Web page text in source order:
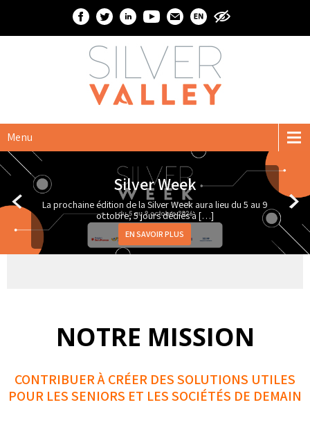
Menu
Silver Week
La prochaine édition de la Silver Week aura lieu du 5 au 9
octobre, 5 jours dédiés à […]
EN SAVOIR PLUS
NOTRE MISSION
CONTRIBUER À CRÉER DES SOLUTIONS UTILES
POUR LES SENIORS ET LES SOCIÉTÉS DE DEMAIN